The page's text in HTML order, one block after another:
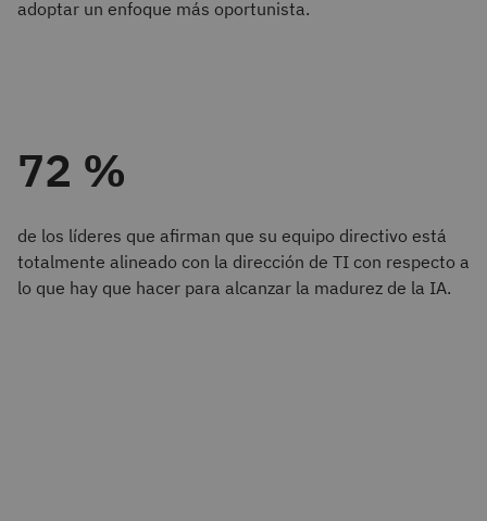
adoptar un enfoque más oportunista.
72 %
de los líderes que afirman que su equipo directivo está
totalmente alineado con la dirección de TI con respecto a
lo que hay que hacer para alcanzar la madurez de la IA.